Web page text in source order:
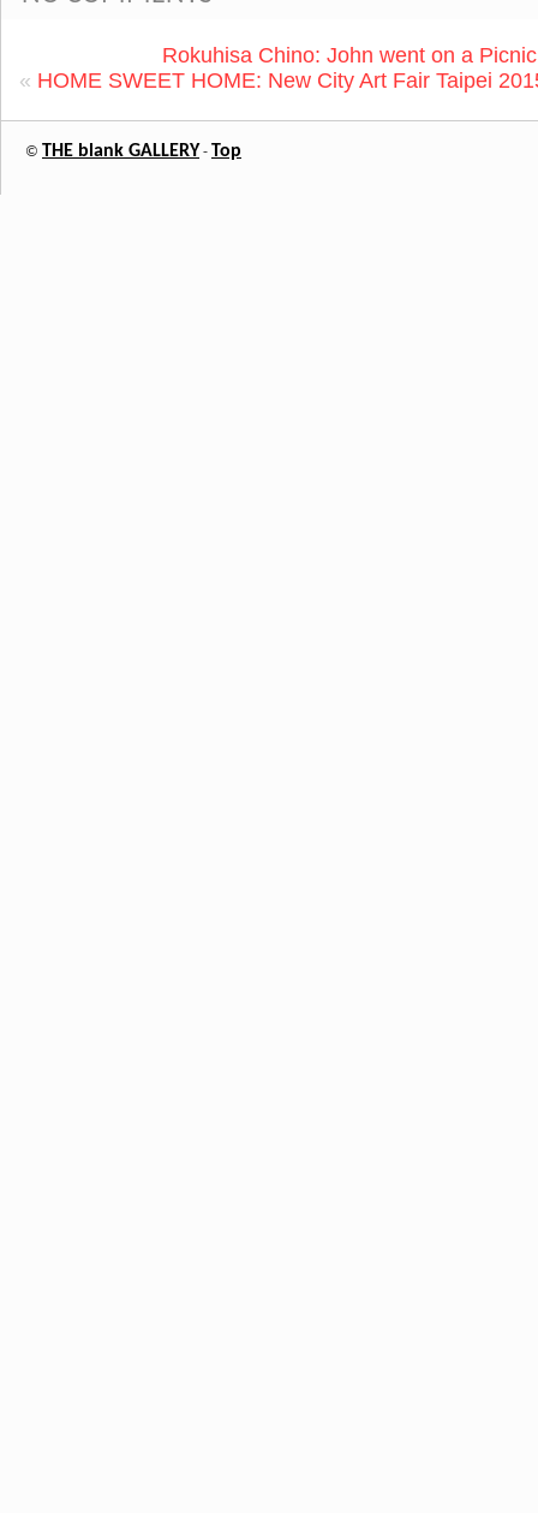
Rokuhisa Chino: John went on a
« HOME SWEET HOME: New City Art Fair Taipei
© THE blank GALLERY - Top